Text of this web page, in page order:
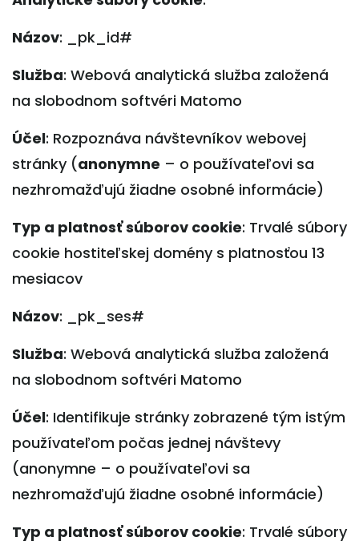
Názov: _pk_id#
Služba: Webová analytická služba založená
na slobodnom softvéri Matomo
Účel: Rozpoznáva návštevníkov webovej
stránky (anonymne – o používateľovi sa
nezhromažďujú žiadne osobné informácie)
Typ a platnosť súborov cookie: Trvalé súbory
cookie hostiteľskej domény s platnosťou 13
mesiacov
Názov: _pk_ses#
Služba: Webová analytická služba založená
na slobodnom softvéri Matomo
Účel: Identifikuje stránky zobrazené tým istým
používateľom počas jednej návštevy
(anonymne – o používateľovi sa
nezhromažďujú žiadne osobné informácie)
Typ a platnosť súborov cookie: Trvalé súbory